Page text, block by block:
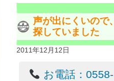
声が出にくいので
探していました
2011年12月12日
お電話：